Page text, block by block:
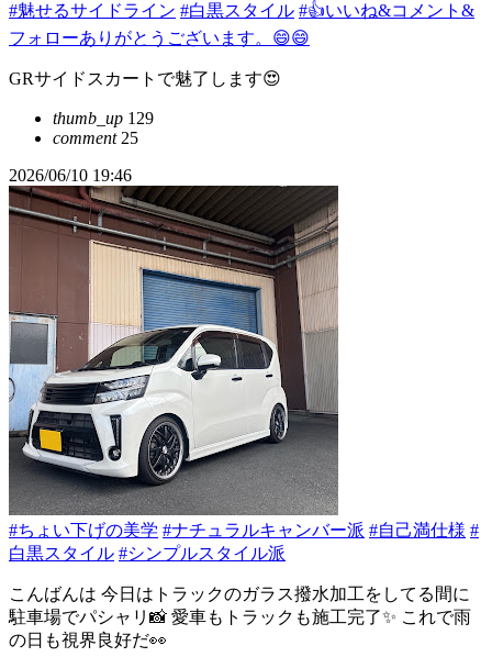
#魅せるサイドライン #白黒スタイル #👍️いいね&コメント&
フォローありがとうございます。😄😄
GRサイドスカートで魅了します😍
thumb_up 129
comment25
2026/06/10 19:46
#ちょい下げの美学 #ナチュラルキャンバー派 #自己満仕様 #
白黒スタイル #シンプルスタイル派
こんばんは 今日はトラックのガラス撥水加工をしてる間に
駐車場でパシャリ📸 愛車もトラックも施工完了✨ これで雨
の日も視界良好だ👀